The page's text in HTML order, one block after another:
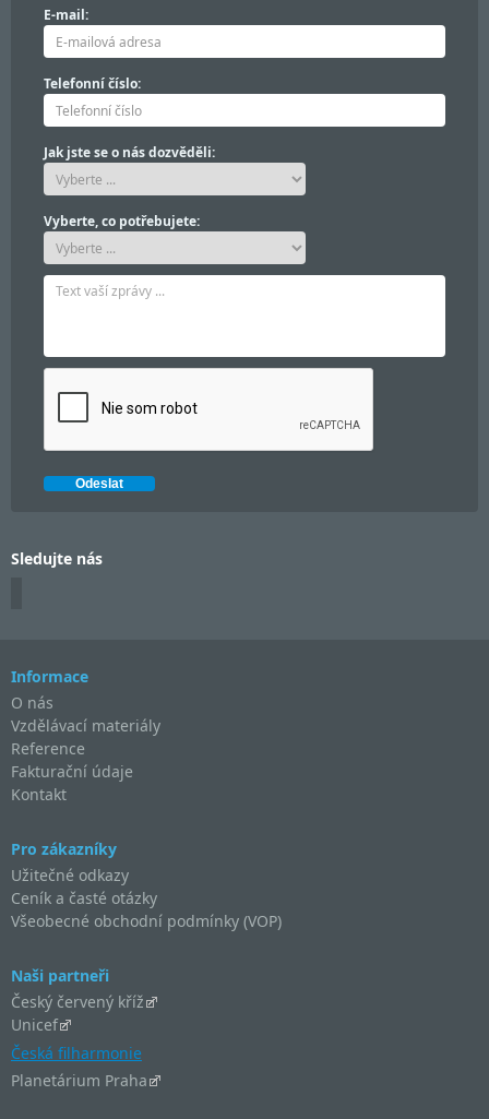
E-mail:
Telefonní číslo:
Jak jste se o nás dozvěděli:
Vyberte, co potřebujete:
Sledujte nás
Informace
O nás
Vzdělávací materiály
Reference
Fakturační údaje
Kontakt
Pro zákazníky
Užitečné odkazy
Ceník a časté otázky
Všeobecné obchodní podmínky (VOP)
Naši partneři
Český červený kříž
Unicef
Česká filharmonie
Planetárium Praha